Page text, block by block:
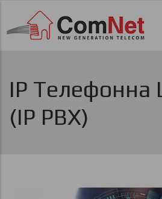
Премини
към
основното
IP Телефонна
(IP PBX)